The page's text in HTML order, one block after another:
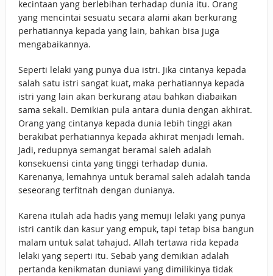
kecintaan yang berlebihan terhadap dunia itu. Orang
yang mencintai sesuatu secara alami akan berkurang
perhatiannya kepada yang lain, bahkan bisa juga
mengabaikannya.
Seperti lelaki yang punya dua istri. Jika cintanya kepada
salah satu istri sangat kuat, maka perhatiannya kepada
istri yang lain akan berkurang atau bahkan diabaikan
sama sekali. Demikian pula antara dunia dengan akhirat.
Orang yang cintanya kepada dunia lebih tinggi akan
berakibat perhatiannya kepada akhirat menjadi lemah.
Jadi, redupnya semangat beramal saleh adalah
konsekuensi cinta yang tinggi terhadap dunia.
Karenanya, lemahnya untuk beramal saleh adalah tanda
seseorang terfitnah dengan dunianya.
Karena itulah ada hadis yang memuji lelaki yang punya
istri cantik dan kasur yang empuk, tapi tetap bisa bangun
malam untuk salat tahajud. Allah tertawa rida kepada
lelaki yang seperti itu. Sebab yang demikian adalah
pertanda kenikmatan duniawi yang dimilikinya tidak